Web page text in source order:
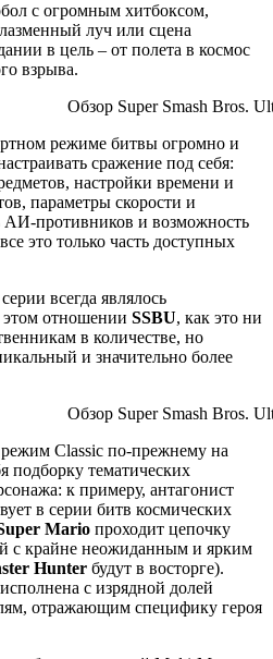
с огромным хитбоксом,
луч или сцена
в цель – от полета в космос
взрыва.
режиме битвы огромно и
сражение под себя:
настройки времени и
параметры скорости и
АИ-противников и возможность
это только часть доступных
всегда являлось
отношении SSBU, как это ни
в количестве, но
и значительно более
Classic по-прежнему на
подборку тематических
к примеру, антагонист
в серии битв космических
Mario проходит цепочку
с крайне неожиданным и ярким
Hunter будут в восторге).
с изрядной долей
отражающим специфику героя